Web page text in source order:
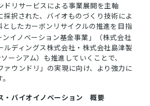
リサービスによる事業展開を主軸
採択された、バイオものづくり技術によ
としたカーボンリサイクルの推進を目指
ンイノベーション基金事業」（株式会社
ルディングス株式会社・株式会社島津製
ーシアム）も推進していくことで、
ァウンドリ」の実現に向け、より強力に
・バイオイノベーション 概要